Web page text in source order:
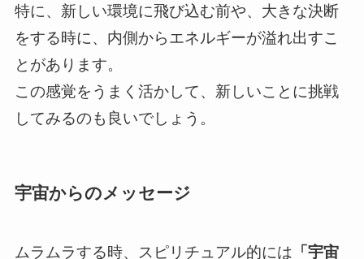
特に、新しい環境に飛び込む前や、大きな決断
をする時に、内側からエネルギーが溢れ出すこ
とがあります。
この感覚をうまく活かして、新しいことに挑戦
してみるのも良いでしょう。
宇宙からのメッセージ
ムラムラする時、スピリチュアル的には 「宇宙